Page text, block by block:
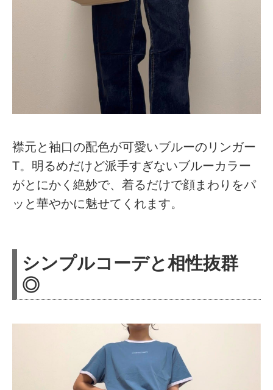
襟元と袖口の配色が可愛いブルーのリンガー
T。明るめだけど派手すぎないブルーカラー
がとにかく絶妙で、着るだけで顔まわりをパ
ッと華やかに魅せてくれます。
シンプルコーデと相性抜群
◎